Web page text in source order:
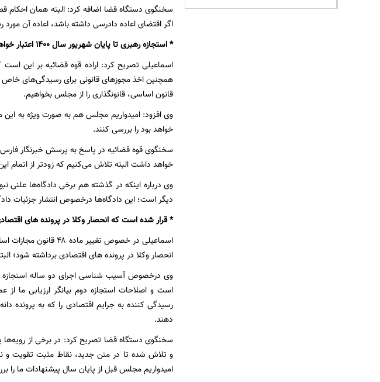
سخنگوی دستگاه قضا اضافه کرد: البته همان
اگر اقتضای اعاده دادرسی داشته باشد، اعاده آن مورد
* استجازه رهبری تا پایان شهریور سال ۱۴۰۰ اعتبار خواهد داشت
اسماعیلی تصریح کرد: اراده قوه قضائیه بر این
همچنین اخذ مجوزهای قانونی برای رسیدگی‌های خاص
قانون اساسی، قانونگذاری را از مجلس بخواهیم.
وی افزود: امیدواریم مجلس هم به صورت ویژه به
خواهد بود را بررسی کنند.
خواهد داشت البته تلاش می‌کنیم که زودتر از اتمام
وی درباره اینکه در گذشته هم برخی دادگاه‌ها
دیگر است؛ این دادگاه‌ها درخصوص انتشار جزئیات
* قرار شده است که انحصار وکلا در پرونده های
اسماعیلی در خصوص
انحصار وکلا در پرونده های اقتصادی برداشته شود؛ البته اصل ماده ۴۸ هم در خود مجلس در حال بررسی است و
وی درخصوص آسیب شناسی اجرای دو ساله
است و اصلاحات استجازه دوم بیانگر ارزیابی
رسیدگی کننده به جرایم اقتصادی را که به پرونده
دهند.
سخنگوی دستگاه قضا تصریح کرد: در برخی از
و تلاش شده تا در متن جدید، نقاط مثبت تقویت و
امیدواریم مجلس قبل از پایان سال پیشنهادات ما را